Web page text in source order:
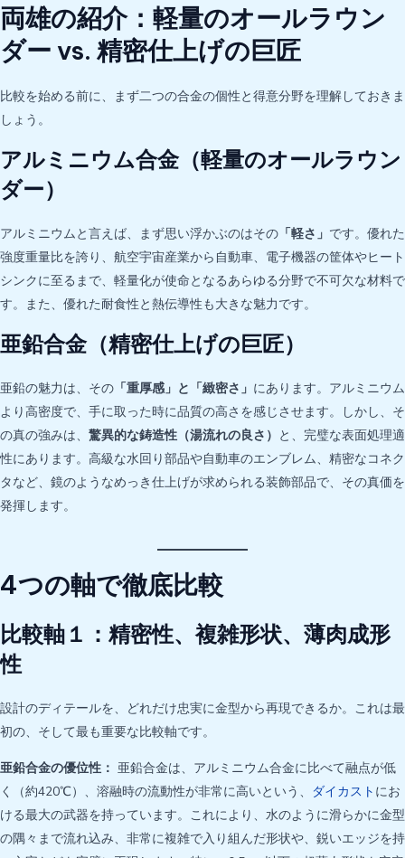
両雄の紹介：軽量のオールラウン
ダー vs. 精密仕上げの巨匠
比較を始める前に、まず二つの合金の個性と得意分野を理解しておきま
しょう。
アルミニウム合金（軽量のオールラウン
ダー）
アルミニウムと言えば、まず思い浮かぶのはその 「軽さ」 です。優れた
強度重量比を誇り、航空宇宙産業から自動車、電子機器の筐体やヒート
シンクに至るまで、軽量化が使命となるあらゆる分野で不可欠な材料で
す。また、優れた耐食性と熱伝導性も大きな魅力です。
亜鉛合金（精密仕上げの巨匠）
亜鉛の魅力は、その 「重厚感」と「緻密さ」 にあります。アルミニウム
より高密度で、手に取った時に品質の高さを感じさせます。しかし、そ
の真の強みは、 驚異的な鋳造性（湯流れの良さ） と、完璧な表面処理適
性にあります。高級な水回り部品や自動車のエンブレム、精密なコネク
タなど、鏡のようなめっき仕上げが求められる装飾部品で、その真価を
発揮します。
4つの軸で徹底比較
比較軸１：精密性、複雑形状、薄肉成形
性
設計のディテールを、どれだけ忠実に金型から再現できるか。これは最
初の、そして最も重要な比較軸です。
亜鉛合金の優位性： 亜鉛合金は、アルミニウム合金に比べて融点が低
く（約420℃）、溶融時の流動性が非常に高いという、
ダイカスト にお
ける最大の武器を持っています。これにより、水のように滑らかに金型
の隅々まで流れ込み、非常に複雑で入り組んだ形状や、鋭いエッジを持